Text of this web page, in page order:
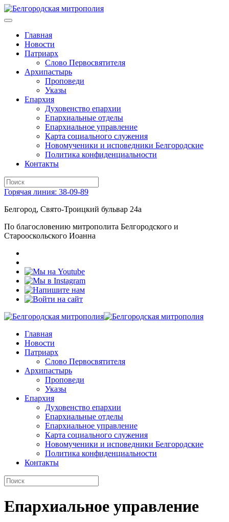
Главная
Новости
Патриарх
Слово Первосвятителя
Архипастырь
Проповеди
Указы
Епархия
Духовенство епархии
Епархиальные отделы
Епархиальное управление
Карта социального служения
Новомученики и исповедники Белгородские
Политика конфиденциальности
Контакты
Горячая линия: 38-09-89
Белгород, Свято-Троицкий бульвар 24а
По благословению митрополита Белгородского и
Старооскольского Иоанна
Главная
Новости
Патриарх
Слово Первосвятителя
Архипастырь
Проповеди
Указы
Епархия
Духовенство епархии
Епархиальные отделы
Епархиальное управление
Карта социального служения
Новомученики и исповедники Белгородские
Политика конфиденциальности
Контакты
Епархиальное управление